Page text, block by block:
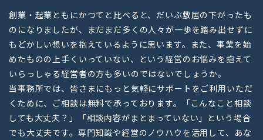
創業・起業ともにかつてと比べると、だいぶ敷居の下がったも
のになりましたが、まだまだ多くの人々が一歩を踏み出せずに
もどかしい想いを抱えているように思います。また、事業を始
めたものの上手くいっていない、という経営のお悩みを抱えて
いらっしゃる経営者の方も多いのではないでしょうか。
当事務所では、皆さまにもっと気軽にサポートをご利用いただ
くために、ご相談は無料で承っております。「こんなこと相談
しても大丈夫？」「相談内容がまとまっていない」という場合
でも大丈夫です。専門知識や経営のノウハウを活用して、あな